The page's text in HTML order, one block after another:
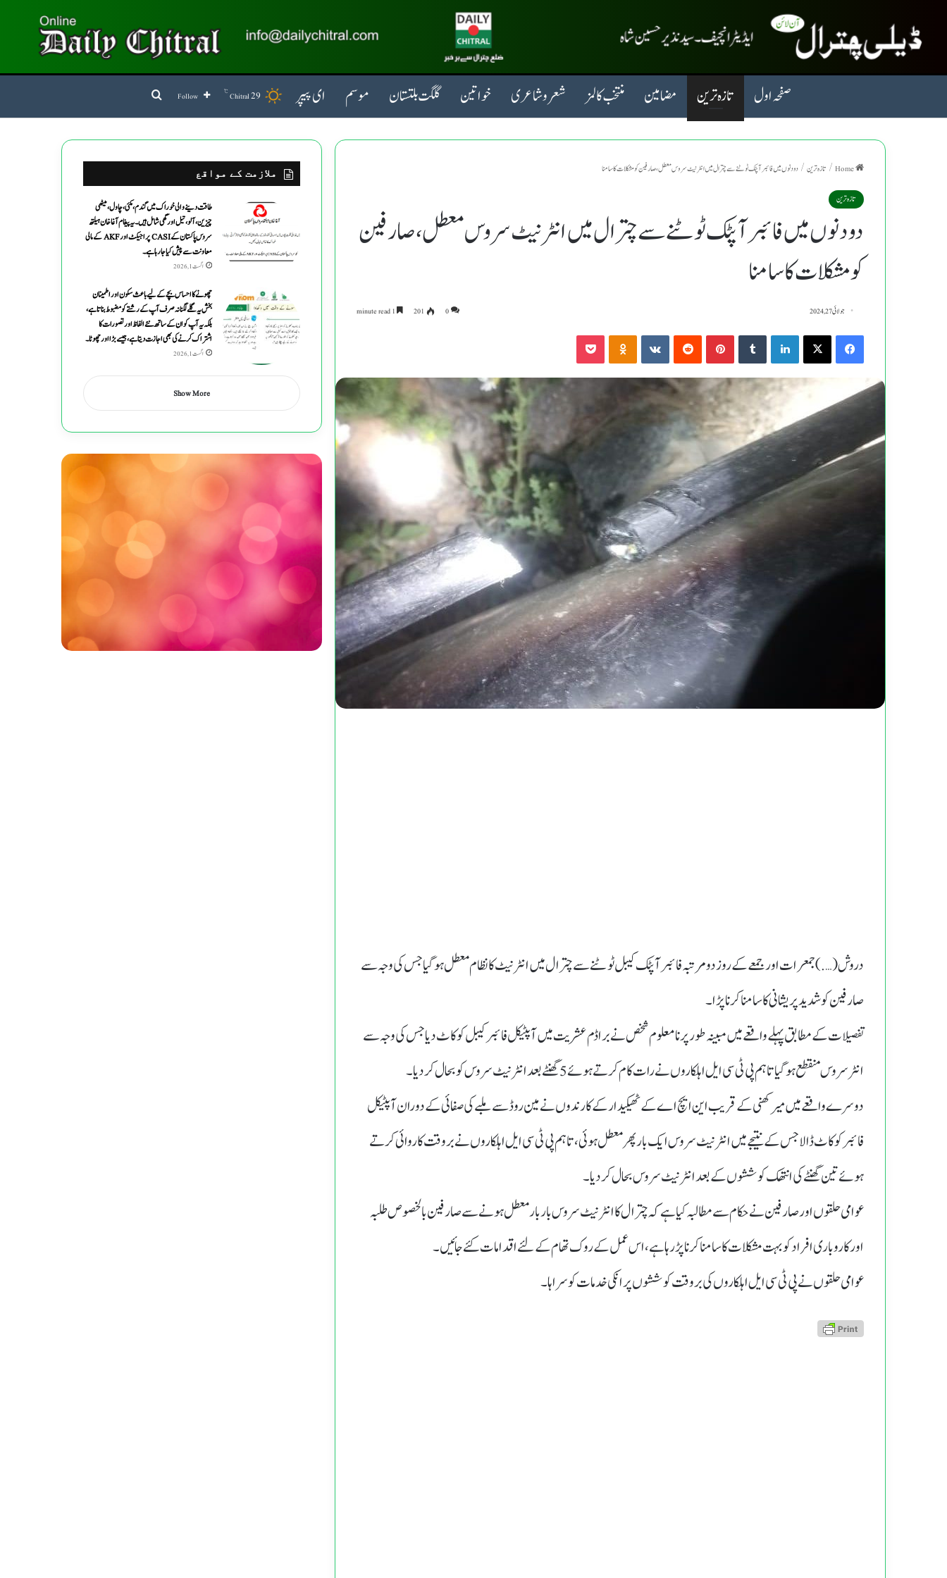
صفحہ اول تازہ ترین مضامین منتخب کالمز شعروشاعری خواتین گلگت بلتستان موسم ای پیپر Chitral29
℃
Follow
Search for
/ تازہ ترین / دودنوں میں فائبر آپٹک ٹوٹنے سے چترال میں انٹرنیٹ سروس معطل، صارفین کو مشکلات کا سامنا
تازہ ترین
دودنوں میں فائبر آپٹک ٹوٹنے سے چترال میں انٹرنیٹ سروس معطل، صارفین
کو مشکلات کا سامنا
جولائی 27, 2024 0
201
Facebook
X
LinkedIn
Tumblr
Pinterest
Reddit
VKontakte
Odnoklassniki
Pocket
دروش(….) جمعرات اور جمعے کے روز دو مرتبہ فائبر آپٹک کیبل ٹوٹنے سے چترال میں انٹرنیٹ کا نظام معطل ہو گیا جس کی وجہ سے
صارفین کو شدید پریشانی کا سامنا کرنا پڑا۔
تفصیلات کے مطابق پہلے واقعے میں مبینہ طور پر نامعلوم شخص نے براڈم عشریت میں آپٹیکل فائبر کیبل کو کاٹ دیا جس کی وجہ سے
انٹر سروس منقطع ہوگیا تاہم پی ٹی سی ایل اہلکاروں نے رات کام کرتے ہوئے 5 گھنٹے بعد انٹرنیٹ سروس کو بحال کردیا۔
دوسرے واقعے میں میرکھنی کے قریب این ایچ اے کے ٹھیکیدار کے کارندوں نے مین روڈ سے ملبے کی صفائی کے دوران آپٹیکل
فائبر کو کاٹ ڈالا جس کے نتیجے میں انٹرنیٹ سروس ایک بار پھر معطل ہوئی ، تاہم پی ٹی سی ایل اہلکاروں نے بروقت کاروائی کرتے
ہوئے تین گھنٹے کی انتھک کوششوں کے بعد انٹرنیٹ سروس بحال کردیا۔
عوامی حلقوں اور صارفین نے حکام سے مطالبہ کیا ہے کہ چترال کا انٹرنیٹ سروس باربار معطل ہونے سے صارفین بالخصوص طلبہ
اور کاروباری افراد کو بہت مشکلات کا سامنا کرنا پڑ رہا ہے، اس عمل کے روک تھام کے لئے اقدامات کئے جائیں۔
عوامی حلقوں نے پی ٹی سی ایل اہلکاروں کی بروقت کوششوں پر انکی خدمات کو سراہا۔
ملازمت کے مواقع
طاقت دینے والی خوراک میں گندم ،مکئی ،چاول،میٹھی
چیزین ،آلو،تیل اورگھی شامل ہیں۔یہ پیغام آغاخان ہیلتھ
سروس پاکستان کے CASI پراجیکٹ اور AKF کے مالی
معاونت سے پیش کیاجارہاہے۔
اگست 1, 2026
چھونے کا احساس بچے کے لیے باعث سکون اور اطمینان
بخش یہ گلے لگنا نہ صرف آپ کے رشتے کو مضبوط بناتا ہے،
بلکہ یہ آپ کو ان کے ساتھ نئے الفاظ اور تصورات کا
اشتراک کرنے کی بھی اجازت دیتا ہے ، جیسے بڑا اور چھوٹا۔
اگست 1, 2026
Show More